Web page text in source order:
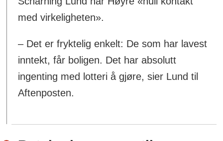
med virkeligheten».
– Det er fryktelig enkelt: De som har lavest
inntekt, får boligen. Det har absolutt
ingenting med lotteri å gjøre, sier Lund til
Aftenposten.